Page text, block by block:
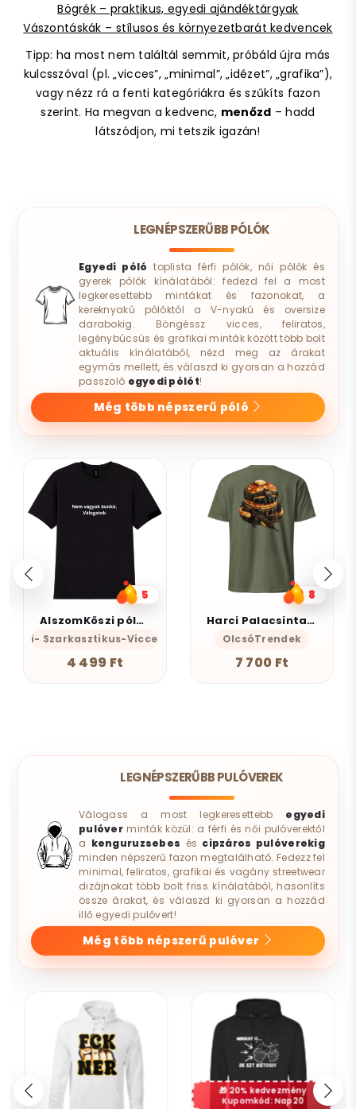
Bögrék – praktikus, egyedi ajándéktárgyak
Vászontáskák – stílusos és környezetbarát kedvencek
Tipp: ha most nem találtál semmit, próbáld újra más
kulcsszóval (pl. „vicces”, „minimal”, „idézet”, „grafika”),
vagy nézz rá a fenti kategóriákra és szűkíts fazon
szerint. Ha megvan a kedvenc, menőzd – hadd
látszódjon, mi tetszik igazán!
LEGNÉPSZERŰBB PÓLÓK
Egyedi póló toplista férfi pólók, női pólók és
gyerek pólók kínálatából: fedezd fel a most
legkeresettebb mintákat és fazonokat, a
kereknyakú pólóktól a V-nyakú és oversize
darabokig. Böngéssz vicces, feliratos,
legénybúcsús és grafikai minták között több bolt
aktuális kínálatából, nézd meg az árakat
egymás mellett, és válaszd ki gyorsan a hozzád
passzoló egyedi pólót!
Még több népszerű póló
5
AlszomKöszi póló - Nem vagyok bunkó - Válogatok
Szarkasztikus-Vicces-Önazonos
4 499 Ft
8
Harci Palacsinta - Grafikus Unisex Póló
OlcsóTrendek
7 700 Ft
LEGNÉPSZERŰBB PULÓVEREK
Válogass a most legkeresettebb egyedi
pulóverminták közül: a férfi és női pulóverektől
a kenguruzsebes és cipzáros pulóverekig
minden népszerű fazon megtalálható. Fedezz fel
minimal, feliratos, grafikai és vagány streetwear
dizájnokat több bolt friss kínálatából, hasonlíts
össze árakat, és válaszd ki gyorsan a hozzád
illő egyedi pulóvert!
Még több népszerű pulóver
20% kedvezmény
Kupomkód: Nap20